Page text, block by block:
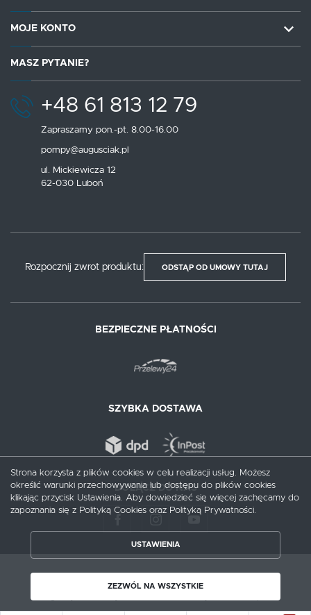
MOJE KONTO
MASZ PYTANIE?
+48 61 813 12 79
Zapraszamy pon.-pt. 8.00-16.00
pompy@augusciak.pl
ul. Mickiewicza 12
62-030 Luboń
Rozpocznij zwrot produktu: ODSTĄP OD UMOWY TUTAJ
BEZPIECZNE PŁATNOŚCI
SZYBKA DOSTAWA
DOŁĄCZ DO NAS
Copyright by augusciak.pl
Strona korzysta z plików cookies w celu realizacji usług. Możesz
określić warunki przechowywania lub dostępu do plików cookies
klikając przycisk Ustawienia. Aby dowiedzieć się więcej zachęcamy do
zapoznania się z Polityką Cookies oraz Polityką Prywatności.
USTAWIENIA
ZEZWÓL NA WSZYSTKIE
ZAPISZ WYBRANE